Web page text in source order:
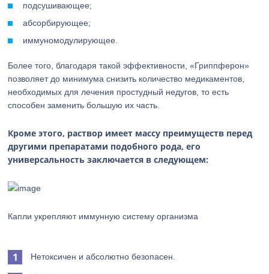
подсушивающее;
абсорбирующее;
иммуномодулирующее.
Более того, благодаря такой эффективности, «Гриппферон»
позволяет до минимума снизить количество медикаментов,
необходимых для лечения простудный недугов, то есть
способен заменить большую их часть.
Кроме этого, раствор имеет массу преимуществ перед
другими препаратами подобного рода, его
универсальность заключается в следующем:
Капли укрепляют иммунную систему организма
Нетоксичен и абсолютно безопасен.